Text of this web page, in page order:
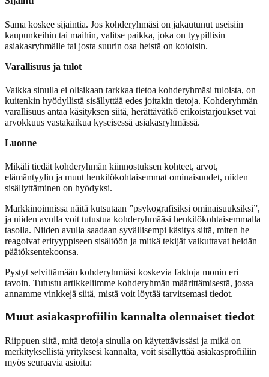
Sama koskee sijaintia. Jos kohderyhmäsi on jakautunut useisiin
kaupunkeihin tai maihin, valitse paikka, joka on tyypillisin
asiakasryhmälle tai josta suurin osa heistä on kotoisin.
Varallisuus ja tulot
Vaikka sinulla ei olisikaan tarkkaa tietoa kohderyhmäsi tuloista, on
kuitenkin hyödyllistä sisällyttää edes joitakin tietoja. Kohderyhmän
varallisuus antaa käsityksen siitä, herättävätkö erikoistarjoukset vai
arvokkuus vastakaikua kyseisessä asiakasryhmässä.
Luonne
Mikäli tiedät kohderyhmän kiinnostuksen kohteet, arvot,
elämäntyylin ja muut henkilökohtaisemmat ominaisuudet, niiden
sisällyttäminen on hyödyksi.
Markkinoinnissa näitä kutsutaan ”psykografisiksi ominaisuuksiksi”,
ja niiden avulla voit tutustua kohderyhmääsi henkilökohtaisemmalla
tasolla. Niiden avulla saadaan syvällisempi käsitys siitä, miten he
reagoivat erityyppiseen sisältöön ja mitkä tekijät vaikuttavat heidän
päätöksentekoonsa.
Pystyt selvittämään kohderyhmiäsi koskevia faktoja monin eri
tavoin. Tutustu artikkeliimme kohderyhmän määrittämisestä, jossa
annamme vinkkejä siitä, mistä voit löytää tarvitsemasi tiedot.
Muut asiakasprofiilin kannalta olennaiset tiedot
Riippuen siitä, mitä tietoja sinulla on käytettävissäsi ja mikä on
merkityksellistä yrityksesi kannalta, voit sisällyttää asiakasprofiiliin
myös seuraavia asioita: